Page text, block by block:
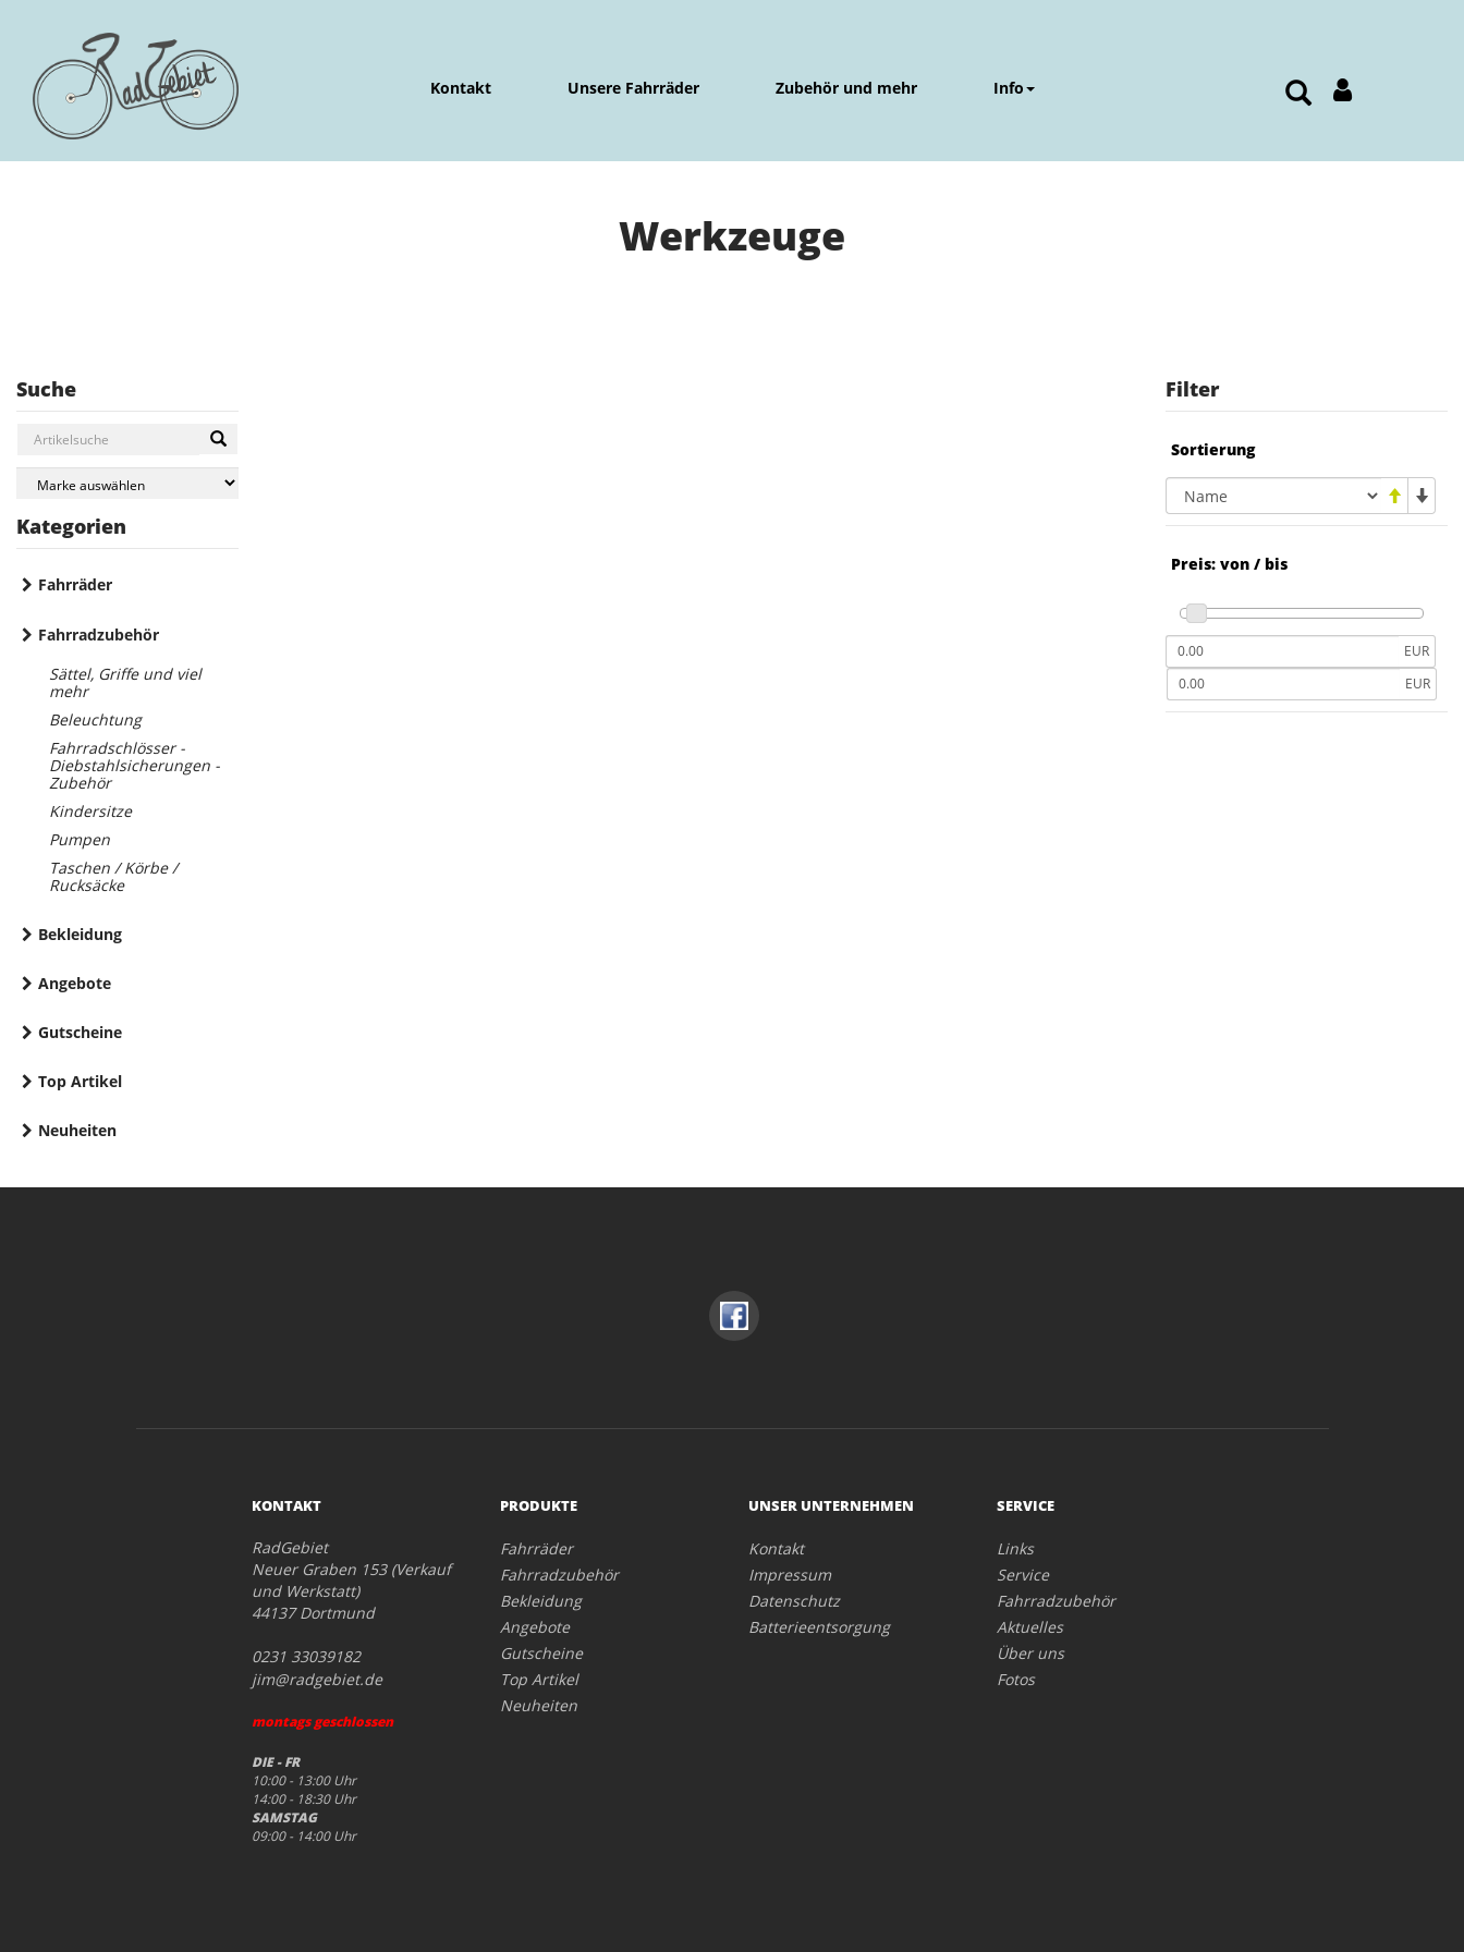
Kontakt Unsere Fahrräder Zubehör und mehr Info
Werkzeuge
Suche
Kategorien
Fahrräder
Fahrradzubehör
Sättel, Griffe und viel
mehr
Beleuchtung
Fahrradschlösser -
Diebstahlsicherungen -
Zubehör
Kindersitze
Pumpen
Taschen / Körbe /
Rucksäcke
Bekleidung
Angebote
Gutscheine
Top Artikel
Neuheiten
Filter
Sortierung
Preis: von / bis
EUR
EUR
KONTAKT
RadGebiet
Neuer Graben 153 (Verkauf
und Werkstatt)
44137 Dortmund
0231 33039182
jim@radgebiet.de
montags geschlossen
DIE - FR
10:00 - 13:00 Uhr
14:00 - 18:30 Uhr
SAMSTAG
09:00 - 14:00 Uhr
PRODUKTE
Fahrräder
Fahrradzubehör
Bekleidung
Angebote
Gutscheine
Top Artikel
Neuheiten
UNSER UNTERNEHMEN
Kontakt
Impressum
Datenschutz
Batterieentsorgung
SERVICE
Links
Service
Fahrradzubehör
Aktuelles
Über uns
Fotos